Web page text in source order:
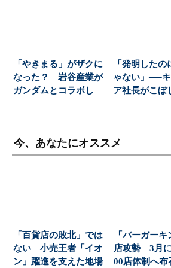
「やきまる」がザクに
なった？ 岩谷産業が
ガンダムとコラボし
「発明したの
ゃない」──
ア社長がこぼ
今、あなたにオススメ
「百貨店の敗北」では
ない 小売王者「イオ
ン」躍進を支えた地場
「バーガー
店攻勢 3月
00店体制へ布